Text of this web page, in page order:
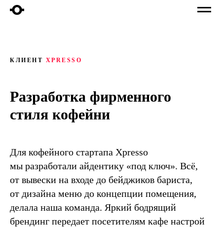
КЛИЕНТ XPRESSO
Разработка фирменного
стиля кофейни
Для кофейного стартапа Xpresso
мы разработали айдентику «под ключ». Всё,
от вывески на входе до бейджиков бариста,
от дизайна меню до концепции помещения,
делала наша команда. Яркий бодрящий
брендинг передает посетителям кафе настрой